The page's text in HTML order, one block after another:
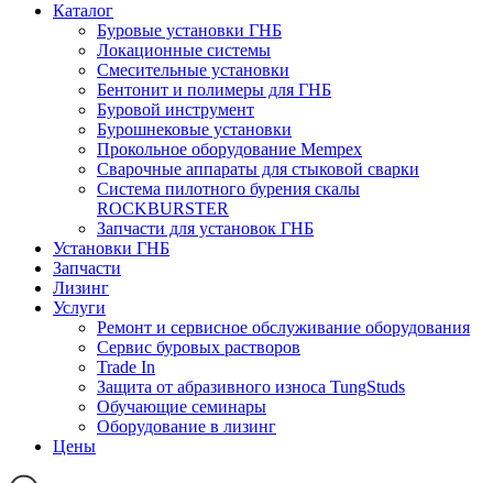
Каталог
Буровые установки ГНБ
Локационные системы
Смесительные установки
Бентонит и полимеры для ГНБ
Буровой инструмент
Бурошнековые установки
Прокольное оборудование Mempex
Сварочные аппараты для стыковой сварки
Система пилотного бурения скалы
ROCKBURSTER
Запчасти для установок ГНБ
Установки ГНБ
Запчасти
Лизинг
Услуги
Ремонт и сервисное обслуживание оборудования
Сервис буровых растворов
Trade In
Защита от абразивного износа TungStuds
Обучающие семинары
Оборудование в лизинг
Цены